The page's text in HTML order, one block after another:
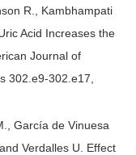
R., Kambhampati
Acid Increases the
Journal of
302.e9-302.e17,
García de Vinuesa
Verdalles U. Effect